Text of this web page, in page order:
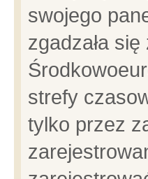
swojego
zgadzała
strefy
tylko przez